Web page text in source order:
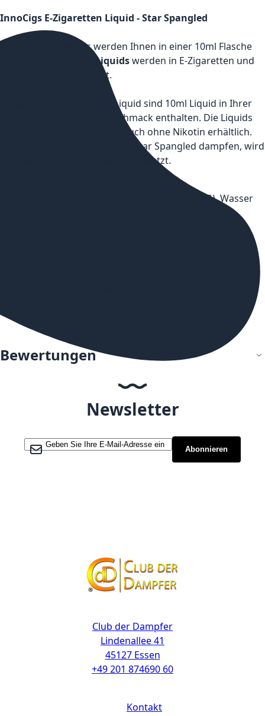
InnoCigs E-Zigaretten Liquid - Star Spangled
Die InnoCigs Liquids werden Ihnen in einer 10ml Flasche
InnoCigs E-Liquidswerden in E-Zigaretten und
Verdampfern eingesetzt.
In jeder Flasche InnoCigs Liquid sind 10ml Liquid in Ihrer
gewählten Stärke und Geschmack enthalten. Die Liquids
sind sowohl mit Nikotin als auch ohne Nikotin erhältlich.
Wenn Sie das InnoCigs Liquid Star Spangled dampfen, wird
der Geschmack von Tabak freigesetzt.
Inhaltsstoffe für die Stärke: 0mg/ml
Propylenglycol (55% PG), Glycerin (35% VG), Wasser
Bewertungen
Newsletter
Melden Sie sich für unseren Newsletter an:
Abonnieren
Club der Dampfer
Lindenallee 41
45127 Essen
+49 201 874690 60
Kontakt